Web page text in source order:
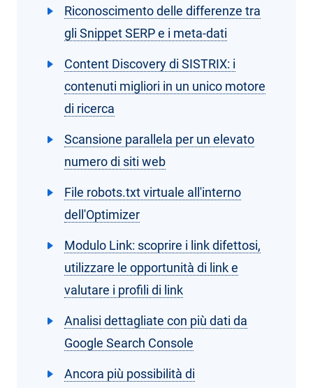
Riconoscimento delle differenze tra
gli Snippet SERP e i meta-dati
Content Discovery di SISTRIX: i
contenuti migliori in un unico motore
di ricerca
Scansione parallela per un elevato
numero di siti web
File robots.txt virtuale all'interno
dell'Optimizer
Modulo Link: scoprire i link difettosi,
utilizzare le opportunità di link e
valutare i profili di link
Analisi dettagliate con più dati da
Google Search Console
Ancora più possibilità di